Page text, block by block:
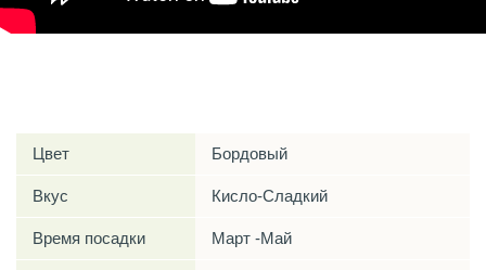
Цвет Бордовый
Вкус Кисло-Сладкий
Время посадки Март -Май